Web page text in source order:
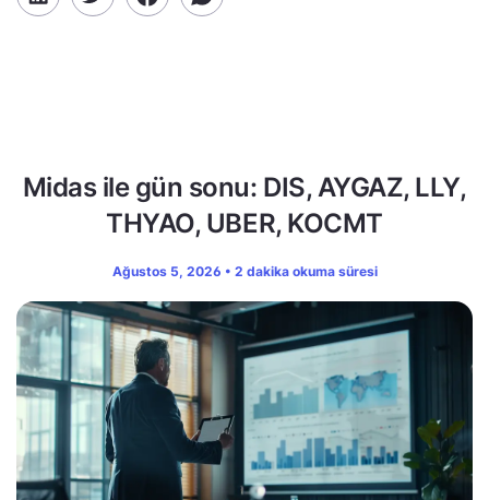
Midas ile gün sonu: DIS, AYGAZ, LLY,
THYAO, UBER, KOCMT
Ağustos 5, 2026 • 2 dakika okuma süresi